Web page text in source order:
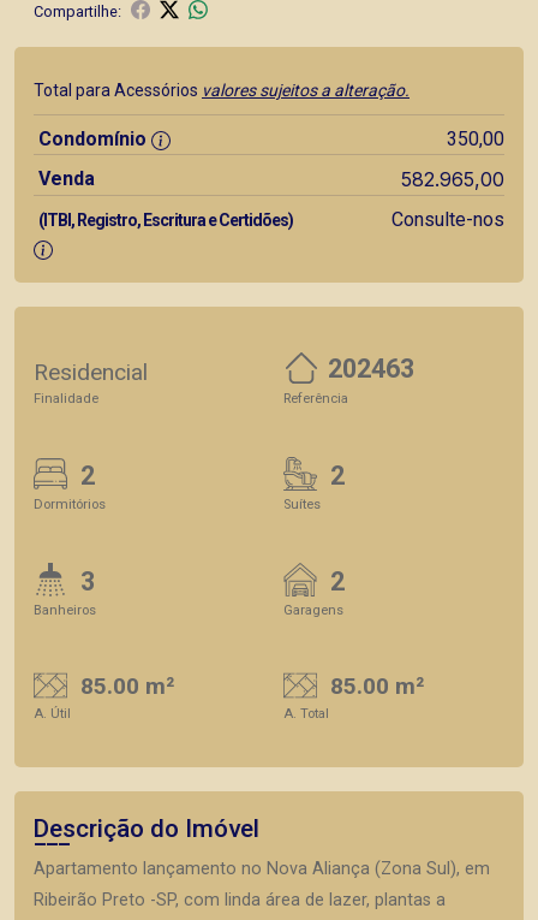
Compartilhe:
Total para Acessórios valores sujeitos a alteração.
Condomínio
350,00
Venda
582.965,00
(ITBI, Registro, Escritura e Certidões) Consulte-nos
Residencial
Finalidade
202463
Referência
2
Dormitórios
2
Suítes
3
Banheiros
2
Garagens
85.00 m²
A. Útil
85.00 m²
A. Total
Descrição do Imóvel
Apartamento lançamento no Nova Aliança (Zona Sul), em
Ribeirão Preto -SP, com linda área de lazer, plantas a